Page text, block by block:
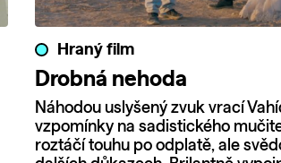
Hraný film
Drobná nehoda
Náhodou uslyšený zvuk vrací
vzpomínky na sadistického
roztáčí touhu po odplatě, ale